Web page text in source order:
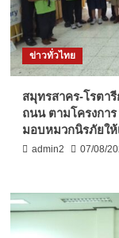
ข่าวทั่วไทย
สมุทรสาคร-โรตา
ถนน ตามโครงกา
มอบหมวกนิรภัยให้
admin2 07/08/